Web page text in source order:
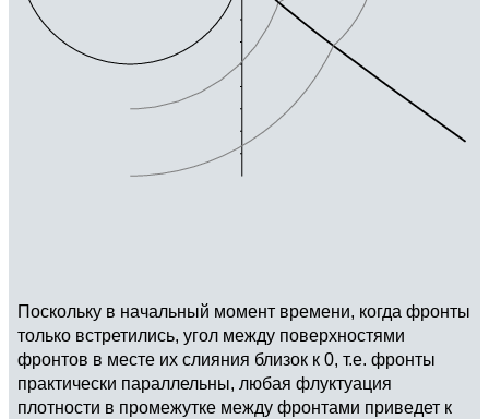
Поскольку в начальный момент времени, когда фронты
только встретились, угол между поверхностями
фронтов в месте их слияния близок к 0, т.е. фронты
практически параллельны, любая флуктуация
плотности в промежутке между фронтами приведет к